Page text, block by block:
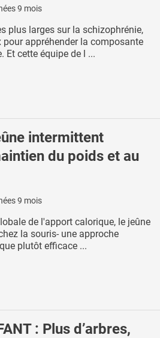
9 mois
plus larges sur la schizophrénie,
pour appréhender la composante
Et cette équipe de l ...
intermittent
du poids et au
9 mois
de l'apport calorique, le jeûne
la souris- une approche
plutôt efficace ...
: Plus d’arbres,